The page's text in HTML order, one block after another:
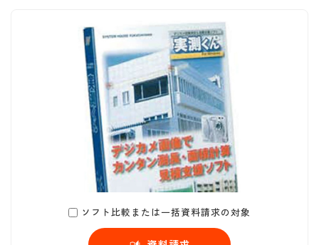
ソフト比較または一括資料請求の対象